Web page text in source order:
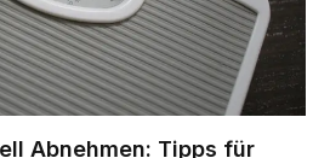
Abnehmen: Tipps für